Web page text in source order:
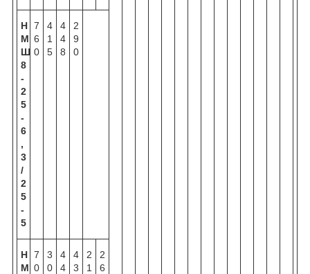
Н
М
Ш
8
-
2
5
-
6
,
3
/
2
5
-
5
7
6
0
4
1
5
4
4
8
2
9
0
Н
М
7
0
3
0
4
4
4
3
2
1
2
6